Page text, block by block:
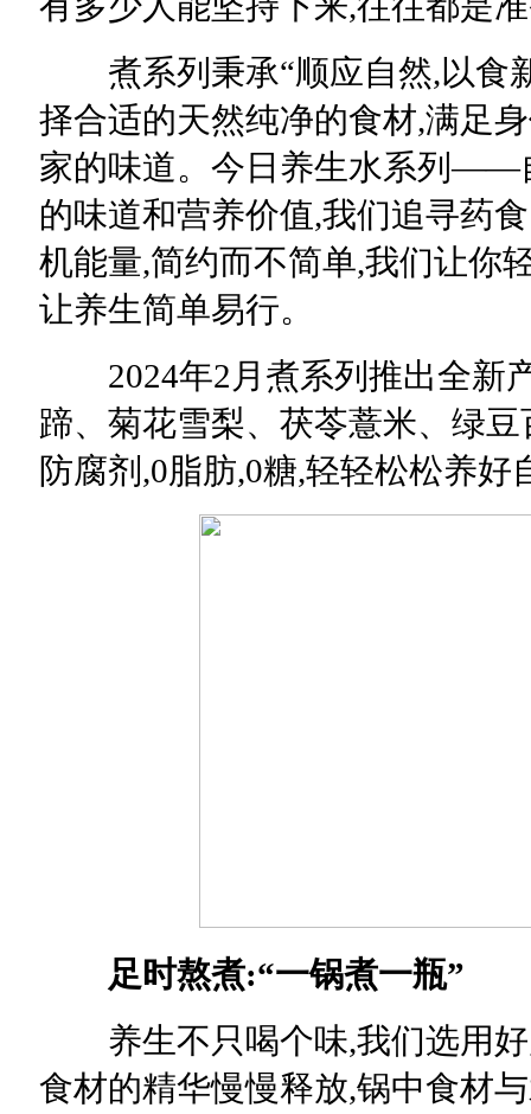
煮系列秉承“顺应自然,以食
择合适的天然纯净的食材,满足
家的味道。今日养生水系列——
的味道和营养价值,我们追寻药
机能量,简约而不简单,我们让你
让养生简单易行。
2024年2月煮系列推出全新
蹄、菊花雪梨、茯苓薏米、绿
防腐剂,0脂肪,0糖,轻轻松松养好
足时熬煮:“一锅煮一瓶”
养生不只喝个味,我们选用好
食材的精华慢慢释放,锅中食材